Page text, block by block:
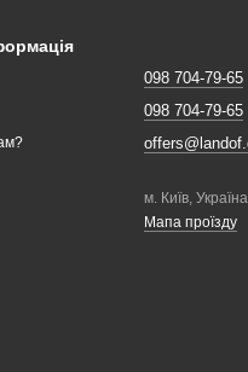
098 704-79-65
098 704-79-65
м. Київ, Україна
Мапа проїзду